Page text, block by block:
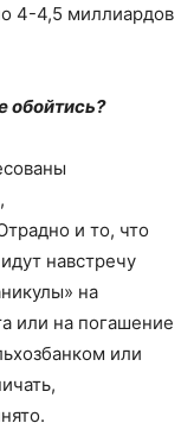
4-4,5 миллиардов
обойтись?
и то, что
навстречу
на
или на погашение
или